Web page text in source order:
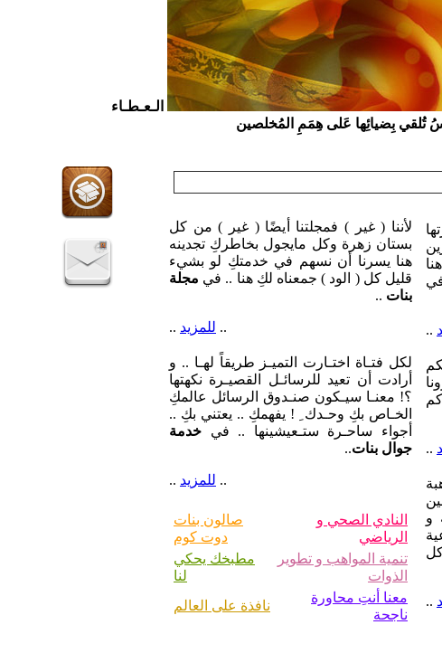
بِضيائِها عَلى هِمَمِ المُخلصين
و
لأننا ( غير ) فمجلتنا أيضًا ( غير ) من كل
بستان زهرة وكل مايجول بخاطركِ تجدينه
هنا يسرنا أن نسهم في خدمتكِ لو بشيء
قليل كل ( الود ) جمعناه لكِ هنا .. في مجلة
بنات
للمزيد
لكل فتـاة اختـارت التميـز طريقاً لهـا .. و
أرادت أن تعيد للرسائـل القصيـرة نكهتها
؟! معنـا سيـكون صنـدوق الرسائل عالمكِ
الخـاص بكِ وحـدك ِ ! يفهمكِ .. يعتني بكِ ..
أجواء ساحـرة ستـعيشينها .. في
خدمة
جوال بنات
للمزيد
النادي الصحي و
الرياضي
صالون بنات
دوت كوم
تنمية المواهب و تطوير
الذوات
مطبخك يحكي
لنا
معنا أنتِ محاورة
ناجحة
نافذة على العالم